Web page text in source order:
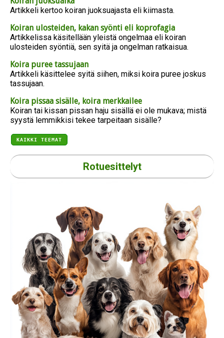
Artikkeli kertoo koiran juoksuajasta eli kiimasta.
Koiran ulosteiden, kakan syönti eli koprofagia
Artikkelissa käsitellään yleistä ongelmaa eli koiran
ulosteiden syöntiä, sen syitä ja ongelman ratkaisua.
Koira puree tassujaan
Artikkeli käsittelee syitä siihen, miksi koira puree joskus
tassujaan.
Koira pissaa sisälle, koira merkkailee
Koiran tai kissan pissan haju sisällä ei ole mukava; mistä
syystä lemmikkisi tekee tarpeitaan sisälle?
KAIKKI TEEMAT
Rotuesittelyt